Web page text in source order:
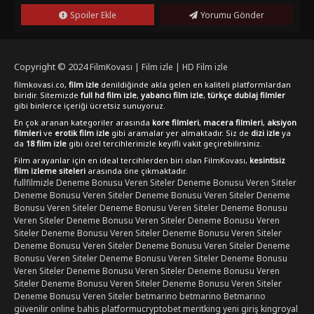
bulamayacağınız bu filmi "FilmKovası"ndan izleyerek keyifli
vakit geçirebilirsiniz.
Spoiler Ekle Yorumu Gönder
Copyright © 2024FilmKovası | Film izle | HD Film izle
filmkovasi.co, film izle denildiğinde akla gelen en kaliteli platformlardan
biridir. Sitemizde full hd film izle, yabancı film izle, türkçe dublaj filmler
gibi binlerce içeriği ücretsiz sunuyoruz.
En çok aranan kategoriler arasında kore filmleri, macera filmleri, aksiyon
filmleri ve erotik film izle gibi aramalar yer almaktadır. Siz de dizi izle ya
da 18 film izle gibi özel tercihlerinizle keyifli vakit geçirebilirsiniz.
Film arayanlar için en ideal tercihlerden biri olan FilmKovası, kesintisiz
film izleme siteleri arasında öne çıkmaktadır.
fullfilmizle Deneme Bonusu Veren SitelerDeneme Bonusu Veren Siteler
Deneme Bonusu Veren SitelerDeneme Bonusu Veren SitelerDeneme
Bonusu Veren SitelerDeneme Bonusu Veren SitelerDeneme Bonusu
Veren SitelerDeneme Bonusu Veren SitelerDeneme Bonusu Veren
SitelerDeneme Bonusu Veren SitelerDeneme Bonusu Veren Siteler
Deneme Bonusu Veren SitelerDeneme Bonusu Veren SitelerDeneme
Bonusu Veren SitelerDeneme Bonusu Veren SitelerDeneme Bonusu
Veren SitelerDeneme Bonusu Veren SitelerDeneme Bonusu Veren
SitelerDeneme Bonusu Veren SitelerDeneme Bonusu Veren Siteler
Deneme Bonusu Veren Sitelerbetmarino betmarino Betmarino
güvenilir online bahis platformucryptobetmeritking yeni girişkingroyal